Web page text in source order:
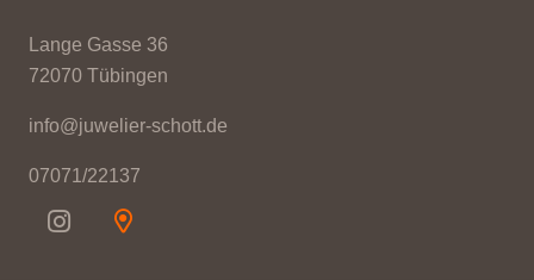
Lange Gasse 36
72070 Tübingen
info@juwelier-schott.de
07071/22137